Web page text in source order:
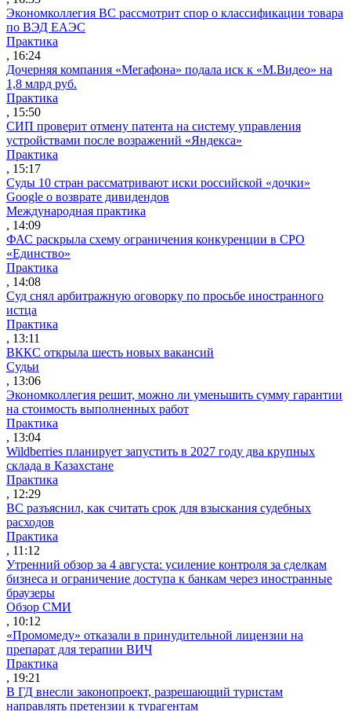
Экономколлегия ВС рассмотрит спор о классификации товара
по ВЭД ЕАЭС
Практика
, 16:24
Дочерняя компания «Мегафона» подала иск к «М.Видео» на
1,8 млрд руб.
Практика
, 15:50
СИП проверит отмену патента на систему управления
устройствами после возражений «Яндекса»
Практика
, 15:17
Суды 10 стран рассматривают иски российской «дочки»
Google о возврате дивидендов
Международная практика
, 14:09
ФАС раскрыла схему ограничения конкуренции в СРО
«Единство»
Практика
, 14:08
Суд снял арбитражную оговорку по просьбе иностранного
истца
Практика
, 13:11
ВККС открыла шесть новых вакансий
Судьи
, 13:06
Экономколлегия решит, можно ли уменьшить сумму гарантии
на стоимость выполненных работ
Практика
, 13:04
Wildberries планирует запустить в 2027 году два крупных
склада в Казахстане
Практика
, 12:29
ВС разъяснил, как считать срок для взыскания судебных
расходов
Практика
, 11:12
Утренний обзор за 4 августа: усиление контроля за сделкам
бизнеса и ограничение доступа к банкам через иностранные
браузеры
Обзор СМИ
, 10:12
«Промомеду» отказали в принудительной лицензии на
препарат для терапии ВИЧ
Практика
, 19:21
В ГД внесли законопроект, разрешающий туристам
направлять претензии к турагентам